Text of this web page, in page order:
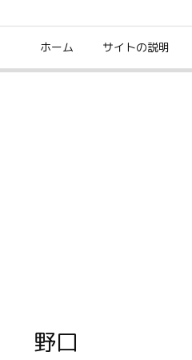
ホーム サイトの説明
野口